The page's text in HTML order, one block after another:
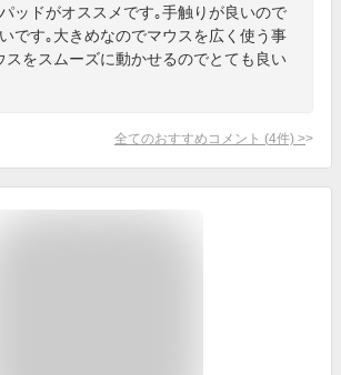
ッドがオススメです｡手触りが良いので
です｡大きめなのでマウスを広く使う事
スをスムーズに動かせるのでとても良い
全てのおすすめコメント (4件) >